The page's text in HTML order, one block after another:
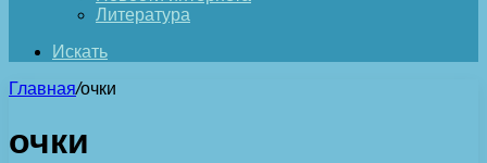
Литература
Искать
Главная/очки
очки